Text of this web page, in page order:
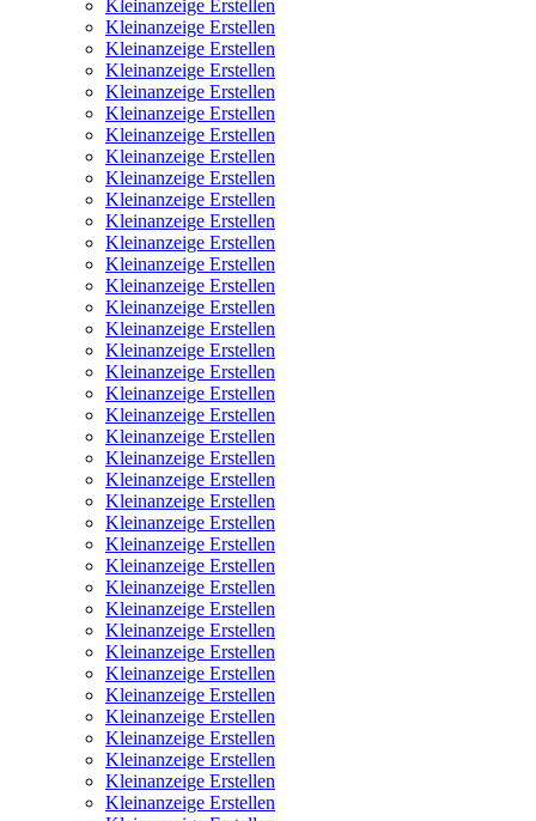
Kleinanzeige Erstellen
Kleinanzeige Erstellen
Kleinanzeige Erstellen
Kleinanzeige Erstellen
Kleinanzeige Erstellen
Kleinanzeige Erstellen
Kleinanzeige Erstellen
Kleinanzeige Erstellen
Kleinanzeige Erstellen
Kleinanzeige Erstellen
Kleinanzeige Erstellen
Kleinanzeige Erstellen
Kleinanzeige Erstellen
Kleinanzeige Erstellen
Kleinanzeige Erstellen
Kleinanzeige Erstellen
Kleinanzeige Erstellen
Kleinanzeige Erstellen
Kleinanzeige Erstellen
Kleinanzeige Erstellen
Kleinanzeige Erstellen
Kleinanzeige Erstellen
Kleinanzeige Erstellen
Kleinanzeige Erstellen
Kleinanzeige Erstellen
Kleinanzeige Erstellen
Kleinanzeige Erstellen
Kleinanzeige Erstellen
Kleinanzeige Erstellen
Kleinanzeige Erstellen
Kleinanzeige Erstellen
Kleinanzeige Erstellen
Kleinanzeige Erstellen
Kleinanzeige Erstellen
Kleinanzeige Erstellen
Kleinanzeige Erstellen
Kleinanzeige Erstellen
Kleinanzeige Erstellen